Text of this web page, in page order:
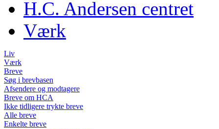
H.C. Andersen centret
Værk
Liv
Værk
Breve
Søg i brevbasen
Afsendere og modtagere
Breve om HCA
Ikke tidligere trykte breve
Alle breve
Enkelte breve